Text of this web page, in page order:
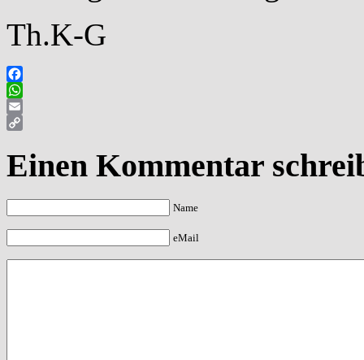
Th.K-G
Facebook
WhatsApp
Email
Link
Einen Kommentar
Name
eMail